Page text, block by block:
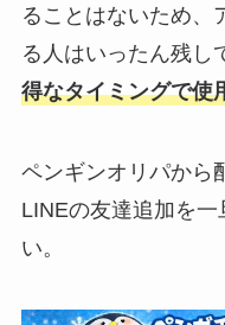
ることはないため、
る人はいったん残し
得なタイミングで使
ペンギンオリパから
LINEの友達追加を
い。